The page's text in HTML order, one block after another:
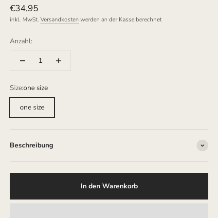
Angebot
€34,95
inkl. MwSt. Versandkosten werden an der Kasse berechnet
Anzahl:
Size:one size
one size
Beschreibung
In den Warenkorb